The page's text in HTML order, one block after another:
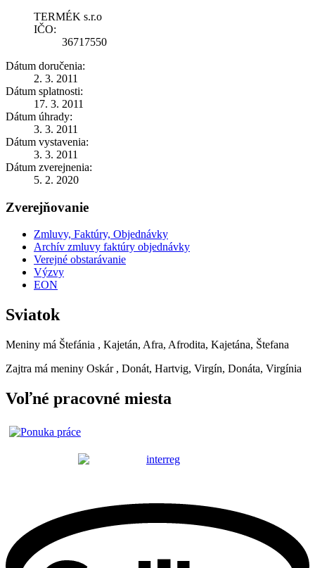
TERMÉK s.r.o
IČO:
36717550
Dátum doručenia:
2. 3. 2011
Dátum splatnosti:
17. 3. 2011
Dátum úhrady:
3. 3. 2011
Dátum vystavenia:
3. 3. 2011
Dátum zverejnenia:
5. 2. 2020
Zverejňovanie
Zmluvy, Faktúry, Objednávky
Archív zmluvy faktúry objednávky
Verejné obstarávanie
Výzvy
EON
Sviatok
Meniny má Štefánia , Kajetán, Afra, Afrodita, Kajetána, Štefana
Zajtra má meniny Oskár , Donát, Hartvig, Virgín, Donáta, Virgínia
Voľné pracovné miesta